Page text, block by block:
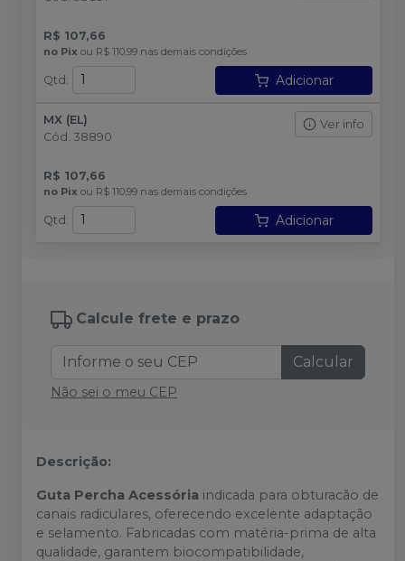
R$ 107,66
no Pix ou R$ 110,99 nas demais condições
Qtd : Adicionar
MX (EL)
Cód. 38890
Ver info
R$ 107,66
no Pix ou R$ 110,99 nas demais condições
Qtd : Adicionar
Calcule frete e prazo
Calcular
Não sei o meu CEP
Descrição:
Guta Percha Acessória indicada para obturacão de
canais radiculares, oferecendo excelente adaptação
e selamento. Fabricadas com matéria-prima de alta
qualidade, garantem biocompatibilidade,